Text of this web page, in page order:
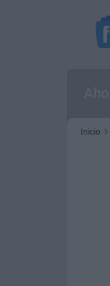
Inicio